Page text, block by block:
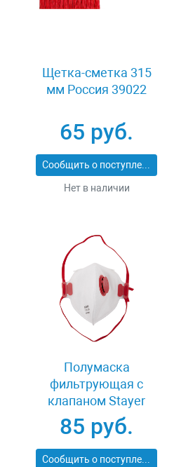
Щетка-сметка 315
мм Россия 39022
65 руб.
Сообщить о поступлении
Нет в наличии
Полумаска
фильтрующая с
клапаном Stayer
MASTER 11116
85 руб.
Сообщить о поступлении